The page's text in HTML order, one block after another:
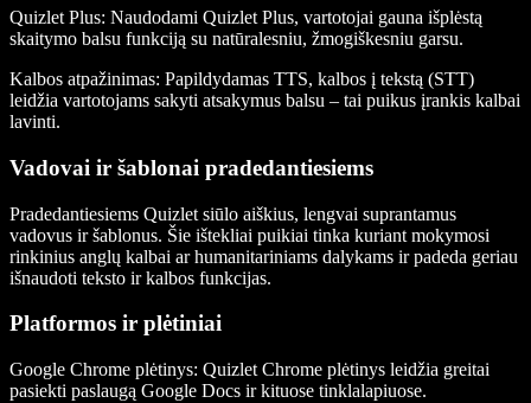
Quizlet Plus: Naudodami Quizlet Plus, vartotojai gauna išplėstą
skaitymo balsu funkciją su natūralesniu, žmogiškesniu garsu.
Kalbos atpažinimas: Papildydamas TTS, kalbos į tekstą (STT)
leidžia vartotojams sakyti atsakymus balsu – tai puikus įrankis kalbai
lavinti.
Vadovai ir šablonai pradedantiesiems
Pradedantiesiems Quizlet siūlo aiškius, lengvai suprantamus
vadovus ir šablonus. Šie ištekliai puikiai tinka kuriant mokymosi
rinkinius anglų kalbai ar humanitariniams dalykams ir padeda geriau
išnaudoti teksto ir kalbos funkcijas.
Platformos ir plėtiniai
Google Chrome plėtinys: Quizlet Chrome plėtinys leidžia greitai
pasiekti paslaugą Google Docs ir kituose tinklalapiuose.